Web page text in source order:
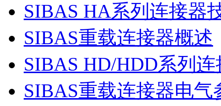
SIBAS HA系列连接器
SIBAS重载连接器概述
SIBAS HD/HDD系列
SIBAS重载连接器电